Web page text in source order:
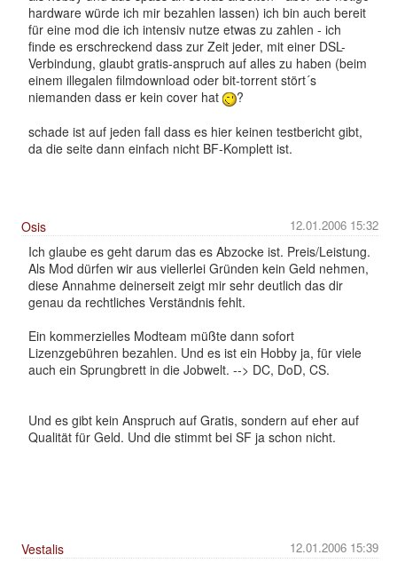
hardware würde ich mir bezahlen lassen) ich bin auch bereit
für eine mod die ich intensiv nutze etwas zu zahlen - ich
finde es erschreckend dass zur Zeit jeder, mit einer DSL-
Verbindung, glaubt gratis-anspruch auf alles zu haben (beim
einem illegalen filmdownload oder bit-torrent stört´s
niemanden dass er kein cover hat
?
schade ist auf jeden fall dass es hier keinen testbericht gibt,
da die seite dann einfach nicht BF-Komplett ist.
12.01.2006 15:32
Osis
Ich glaube es geht darum das es Abzocke ist. Preis/Leistung.
Als Mod dürfen wir aus viellerlei Gründen kein Geld nehmen,
diese Annahme deinerseit zeigt mir sehr deutlich das dir
genau da rechtliches Verständnis fehlt.
Ein kommerzielles Modteam müßte dann sofort
Lizenzgebühren bezahlen. Und es ist ein Hobby ja, für viele
auch ein Sprungbrett in die Jobwelt. --> DC, DoD, CS.
Und es gibt kein Anspruch auf Gratis, sondern auf eher auf
Qualität für Geld. Und die stimmt bei SF ja schon nicht.
12.01.2006 15:39
Vestalis